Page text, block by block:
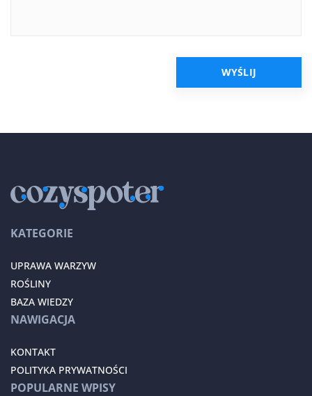
KATEGORIE
UPRAWA WARZYW
ROŚLINY
BAZA WIEDZY
NAWIGACJA
KONTAKT
POLITYKA PRYWATNOŚCI
POPULARNE WPISY